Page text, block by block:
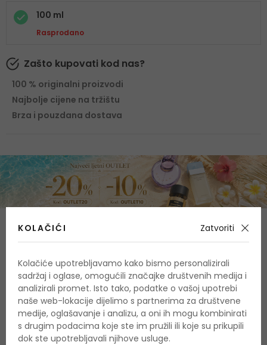
100 ml
Rasprodano
Zašto kupovati kod nas?
100 % originalni proizvodi
Najbolje cijene na tržištu
Brza i pouzdana dostava
Sastav
šlag
Bazne note
vanilija
KOLAČIĆI Zatvoriti
Kolačiće upotrebljavamo kako bismo personalizirali
sadržaj i oglase, omogućili značajke društvenih medija i
analizirali promet. Isto tako, podatke o vašoj upotrebi
naše web-lokacije dijelimo s partnerima za društvene
medije, oglašavanje i analizu, a oni ih mogu kombinirati
s drugim podacima koje ste im pružili ili koje su prikupili
dok ste upotrebljavali njihove usluge.